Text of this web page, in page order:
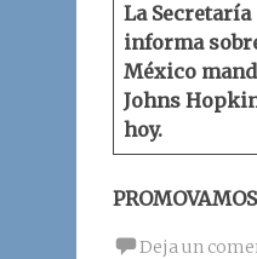
La Secretaría
informa
México
Johns
hoy.
Deja un